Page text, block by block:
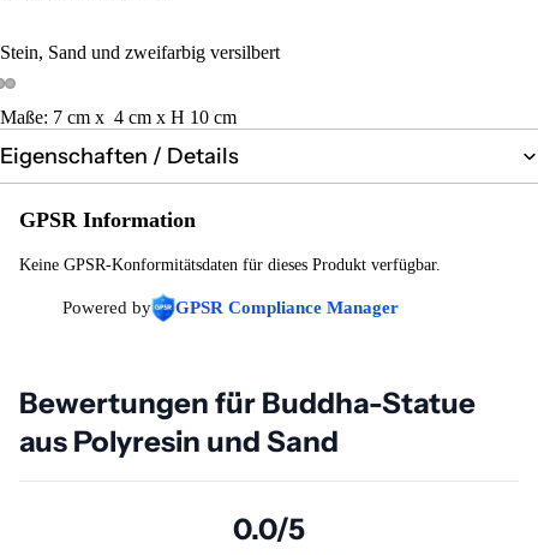
Stein, Sand und zweifarbig versilbert
Maße: 7 cm x 4 cm x H 10 cm
Eigenschaften / Details
GPSR Information
Keine GPSR-Konformitätsdaten für dieses Produkt verfügbar.
Powered by GPSR Compliance Manager